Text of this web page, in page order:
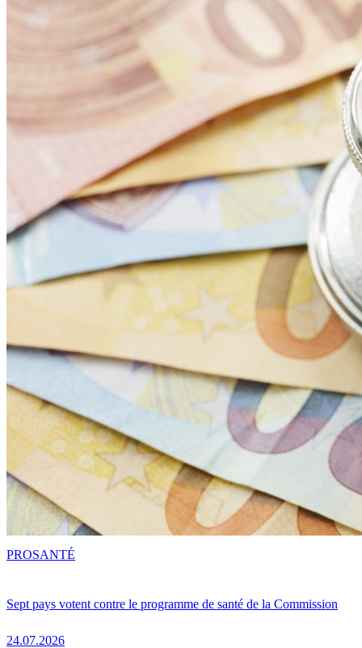
Sept pays votent contre le programme de santé de la Commission
24.07.2026
PROSANTÉ